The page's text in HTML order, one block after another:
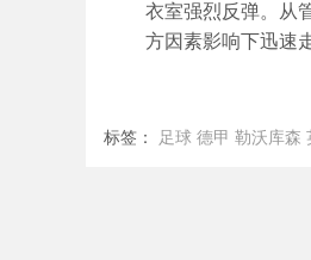
衣室强烈反弹。从
方因素影响下迅速
标签： 足球 德甲 勒沃库森